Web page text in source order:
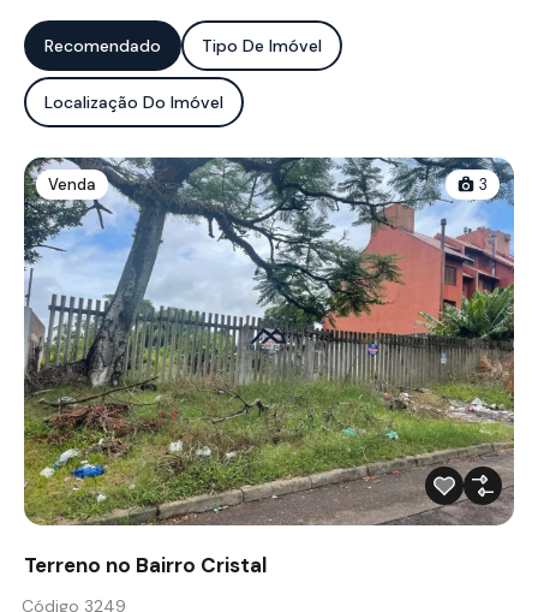
Recomendado Tipo De Imóvel
Localização Do Imóvel
Venda 3
Terreno no Bairro Cristal
Código 3249